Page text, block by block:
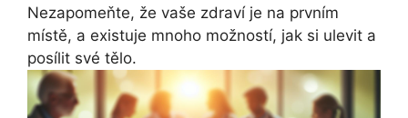
Nezapomeňte, že vaše zdraví je na prvním
místě, a existuje mnoho možností, jak si ulevit a
posílit své tělo.